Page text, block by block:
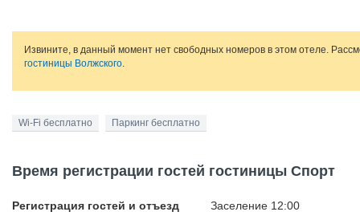
Извините, в данный момент нет свободных номеров в этом отеле.
гостиницы Волжского.
Wi-Fi бесплатно Паркинг бесплатно
Время регистрации гостей гостиницы Спорт
Регистрация гостей и отъезд Заселение 12:00